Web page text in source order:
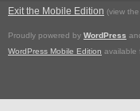
Exit the Mobile Edition (view
Proudly powered by WordPress
WordPress Mobile Edition available